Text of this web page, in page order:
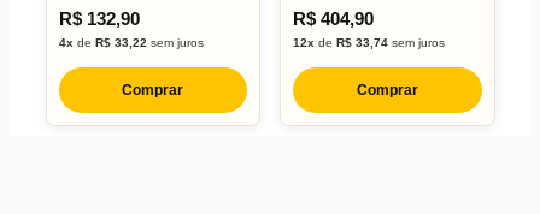
R$ 132,90
4x de R$ 33,22 sem juros
Comprar
R$ 404,90
12x deR$ 33,74 sem juros
Comprar